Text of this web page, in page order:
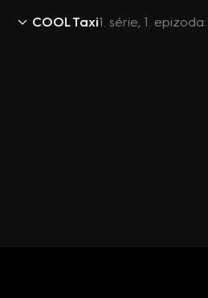
COOL Taxi1. série, 1.